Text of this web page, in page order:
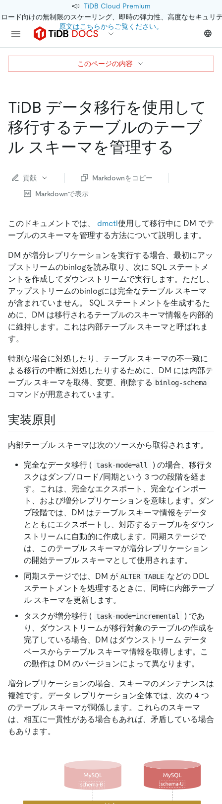
📣 TiDB Cloud Premium
ード向けの無制限のスケーリング、即時の弾力性、高度なセキュリ
原文はこちらからご覧ください。
TiDB データ移行を使用して
移行するテーブルのテーブ
ル スキーマを管理する
貢献
Markdownをコピー
Markdownで表示
このドキュメントでは、 dmctl使用して移行中に DM でテ
ーブルのスキーマを管理する方法について説明します。
DM が増分レプリケーションを実行する場合、最初にアッ
プストリームのbinlogを読み取り、次に SQL ステートメ
ントを作成してダウンストリームで実行します。ただし、
アップストリームのbinlogには完全なテーブル スキーマ
が含まれていません。 SQL ステートメントを生成するた
めに、DM は移行されるテーブルのスキーマ情報を内部的
に維持します。これは内部テーブル スキーマと呼ばれま
す。
特別な場合に対処したり、テーブル スキーマの不一致に
よる移行の中断に対処したりするために、DM には内部テ
ーブル スキーマを取得、変更、削除する binlog-schema
コマンドが用意されています。
実装原則
内部テーブル スキーマは次のソースから取得されます。
完全なデータ移行 ( task-mode=all
) の場合、移行タ
スクはダンプ/ロード/同期という 3 つの段階を経ま
す。これは、完全なエクスポート、完全なインポー
ト、および増分レプリケーションを意味します。ダン
プ段階では、DM はテーブル スキーマ情報をデータ
とともにエクスポートし、対応するテーブルをダウン
ストリームに自動的に作成します。同期ステージで
は、このテーブル スキーマが増分レプリケーション
の開始テーブル スキーマとして使用されます。
同期ステージでは、DM が ALTER TABLE などの DDL
ステートメントを処理するときに、同時に内部テーブ
ル スキーマを更新します。
タスクが増分移行 ( task-mode=incremental
) であ
り、ダウンストリームが移行対象のテーブルの作成を
完了している場合、DM はダウンストリーム データ
ベースからテーブル スキーマ情報を取得します。こ
の動作は DM のバージョンによって異なります。
増分レプリケーションの場合、スキーマのメンテナンスは
複雑です。データ レプリケーション全体では、次の 4 つ
のテーブル スキーマが関係します。これらのスキーマ
は、相互に一貫性がある場合もあれば、矛盾している場合
もあります。
このページの内容